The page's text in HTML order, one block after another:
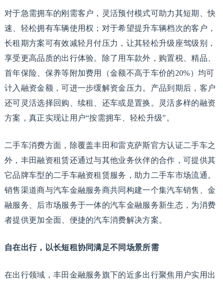
对于急需拥车的刚需客户，灵活预付模式可助力其短期、快
速、轻松拥有车辆使用权；对于希望提升车辆档次的客户，
长租期方案可有效减轻月付压力，让其轻松升级座驾级别，
享受更高品质的出行体验。除了用车款外，购置税、精品、
首年保险、保养等附加费用（金额不高于车价的20%）均可
计入融资金额，可进一步缓解资金压力。产品到期后，客户
还可灵活选择回购、续租、还车或是置换。灵活多样的融资
方案，真正实现让用户“按需拥车、轻松升级”。
二手车消费方面，除覆盖丰田和雷克萨斯官方认证二手车之
外，丰田融资租赁还通过与其他业务伙伴的合作，可提供其
它品牌车型的二手车融资租赁服务，助力二手车市场流通。
销售渠道商与汽车金融服务商共同构建一个集汽车销售、金
融服务、后市场服务于一体的汽车金融服务新生态，为消费
者提供更加全面、便捷的汽车消费解决方案。
自在出行，以长短租协同满足不同场景所需
在出行领域，丰田金融服务旗下的近多出行聚焦用户实用出